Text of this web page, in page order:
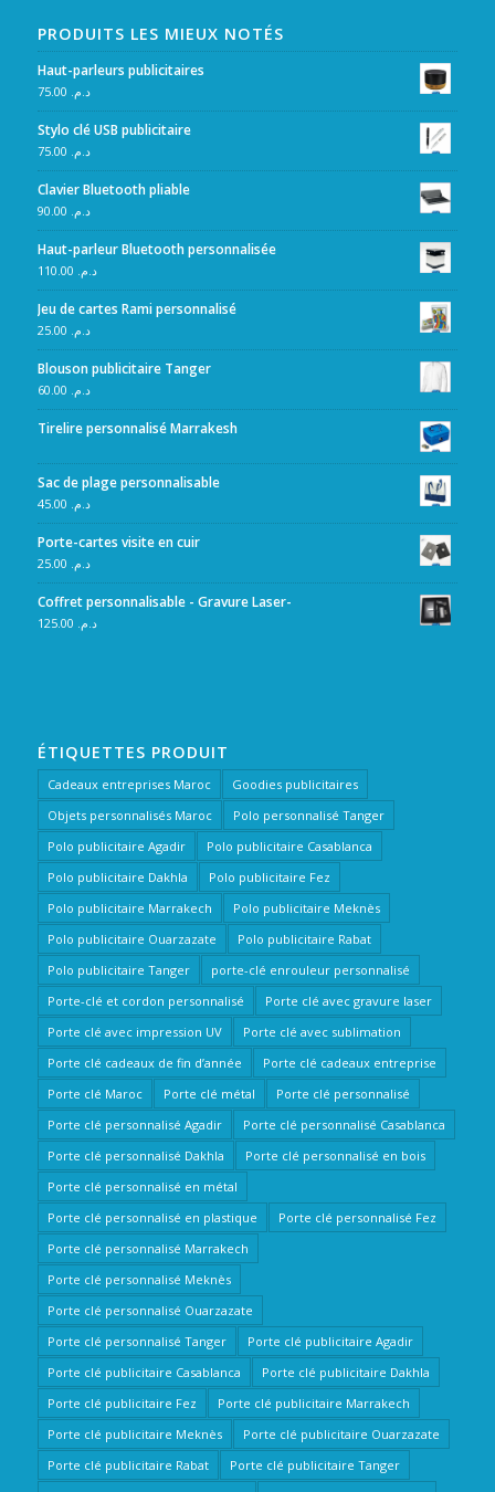
PRODUITS LES MIEUX NOTÉS
Haut-parleurs publicitaires
د.م.
Stylo clé USB publicitaire
د.م.
Clavier Bluetooth pliable
د.م.
Haut-parleur Bluetooth personnalisée
د.م.
Jeu de cartes Rami personnalisé
د.م.
Blouson publicitaire Tanger
د.م.
Tirelire personnalisé Marrakesh
Sac de plage personnalisable
د.م.
Porte-cartes visite en cuir
د.م.
Coffret personnalisable - Gravure Laser-
د.م.
ÉTIQUETTES PRODUIT
Cadeaux entreprises Maroc
Goodies publicitaires
Objets personnalisés Maroc
Polo personnalisé Tanger
Polo publicitaire Agadir
Polo publicitaire Casablanca
Polo publicitaire Dakhla
Polo publicitaire Fez
Polo publicitaire Marrakech
Polo publicitaire Meknès
Polo publicitaire Ouarzazate
Polo publicitaire Rabat
Polo publicitaire Tanger
porte-clé enrouleur personnalisé
Porte-clé et cordon personnalisé
Porte clé avec gravure laser
Porte clé avec impression UV
Porte clé avec sublimation
Porte clé cadeaux de fin d’année
Porte clé cadeaux entreprise
Porte clé Maroc
Porte clé métal
Porte clé personnalisé
Porte clé personnalisé Agadir
Porte clé personnalisé Casablanca
Porte clé personnalisé Dakhla
Porte clé personnalisé en bois
Porte clé personnalisé en métal
Porte clé personnalisé en plastique
Porte clé personnalisé Fez
Porte clé personnalisé Marrakech
Porte clé personnalisé Meknès
Porte clé personnalisé Ouarzazate
Porte clé personnalisé Tanger
Porte clé publicitaire Agadir
Porte clé publicitaire Casablanca
Porte clé publicitaire Dakhla
Porte clé publicitaire Fez
Porte clé publicitaire Marrakech
Porte clé publicitaire Meknès
Porte clé publicitaire Ouarzazate
Porte clé publicitaire Rabat
Porte clé publicitaire Tanger